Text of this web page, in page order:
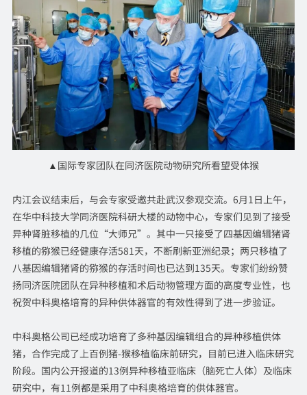
▲国际专家团队在同济医院动物研究所看望受体猴
内江会议结束后，与会专家受邀共赴武汉参观交流。6月1日上午，
在华中科技大学同济医院科研大楼的动物中心，专家们见到了接受
异种肾脏移植的几位“大师兄”。其中一只接受了四基因编辑猪肾
移植的猕猴已经健康存活581天，不断刷新亚洲纪录；两只移植了
八基因编辑猪肾的猕猴的存活时间也已达到135天。专家们纷纷赞
扬同济医院团队在异种移植和术后动物管理方面的高度专业性，也
祝贺中科奥格培育的异种供体器官的有效性得到了进一步验证。
中科奥格公司已经成功培育了多种基因编辑组合的异种移植供体
猪，合作完成了上百例猪-猴移植临床前研究，目前已进入临床研究
阶段。国内公开报道的13例异种移植亚临床（脑死亡人体）及临床
研究中，有11例都是采用了中科奥格培育的供体器官。